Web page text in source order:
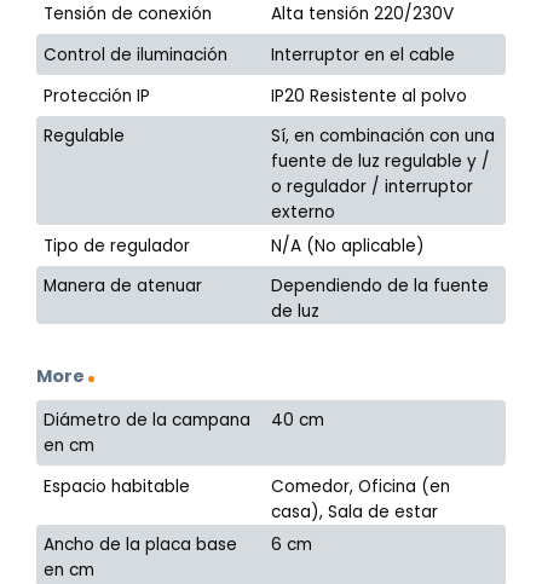
Tensión de conexión
Alta tensión 220/230V
Control de iluminación
Interruptor en el cable
Protección IP
IP20 Resistente al polvo
Regulable
Sí, en combinación con una
fuente de luz regulable y /
o regulador / interruptor
externo
Tipo de regulador
N/A (No aplicable)
Manera de atenuar
Dependiendo de la fuente
de luz
More
Diámetro de la campana
en cm
40 cm
Espacio habitable
Comedor, Oficina (en
casa), Sala de estar
Ancho de la placa base
en cm
6 cm